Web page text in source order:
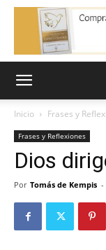
Inicio Frases y
Frases y Reflexiones
Dios
Por Tomás de Kempis -